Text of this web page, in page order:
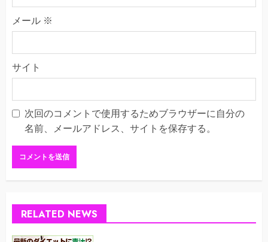
メール ※
サイト
次回のコメントで使用するためブラウザーに自分の
名前、メールアドレス、サイトを保存する。
RELATED NEWS